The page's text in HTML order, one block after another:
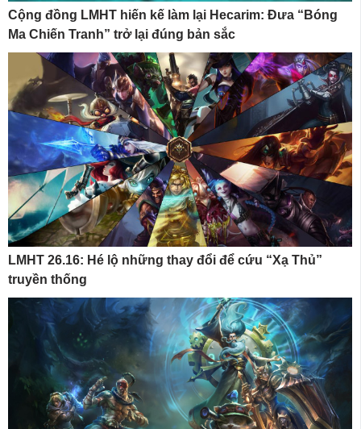
Cộng đồng LMHT hiến kế làm lại Hecarim: Đưa “Bóng
Ma Chiến Tranh” trở lại đúng bản sắc
LMHT 26.16: Hé lộ những thay đổi để cứu “Xạ Thủ”
truyền thống